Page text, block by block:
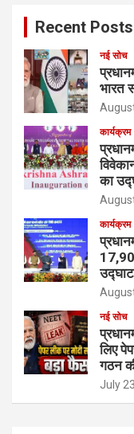
Recent Posts
नई सोच
भारत
कार्यक्रम
का
कार्यक्रम
नई सोच
लिए
गठन
July